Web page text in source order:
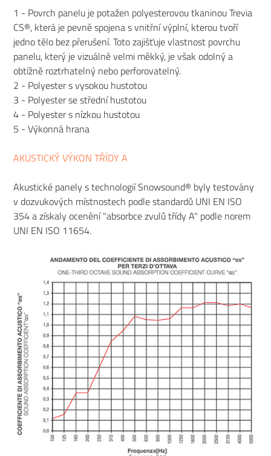
1 - Povrch panelu je potažen polyesterovou tkaninou Trevia
CS®, která je pevně spojena s vnitřní výplní, kterou tvoří
jedno tělo bez přerušení. Toto zajišťuje vlastnost povrchu
panelu, který je vizuálně velmi měkký, je však odolný a
obtížně roztrhatelný nebo perforovatelný.
2 - Polyester s vysokou hustotou
3 - Polyester se střední hustotou
4 - Polyester s nízkou hustotou
5 - Výkonná hrana
AKUSTICKÝ VÝKON TŘÍDY A
Akustické panely s technologií Snowsound® byly testovány
v dozvukových místnostech podle standardů UNI EN ISO
354 a získaly ocenění "absorbce zvulů třídy A" podle norem
UNI EN ISO 11654.